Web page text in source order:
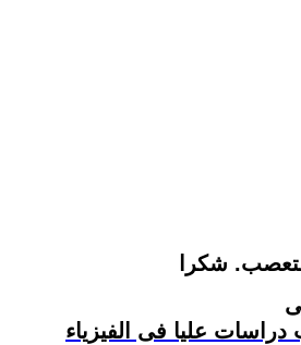
شكرا
عليا فى الفيزياء